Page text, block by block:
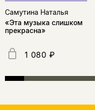
Самутина Наталья
«Эта музыка слишком
прекрасна»
1 080 ₽